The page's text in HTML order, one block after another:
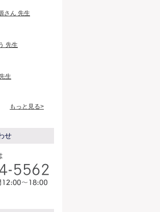
さん 先生
先生
生
もっと見る>
せ